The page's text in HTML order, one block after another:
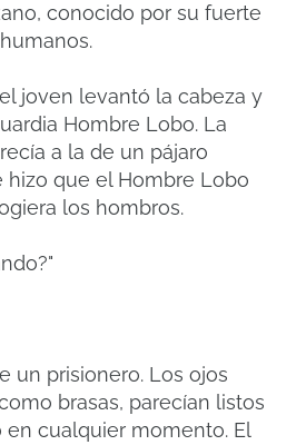
conocido por su fuerte
joven levantó la cabeza y
Hombre Lobo. La
a la de un pájaro
hizo que el Hombre Lobo
los hombros.
un prisionero. Los ojos
brasas, parecían listos
en cualquier momento. El